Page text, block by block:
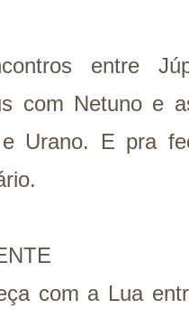
entre
com Netuno e
Urano. E pra
com a Lua